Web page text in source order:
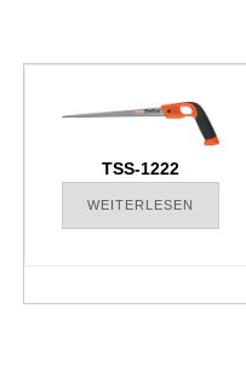
TSS-1222
WEITERLESEN